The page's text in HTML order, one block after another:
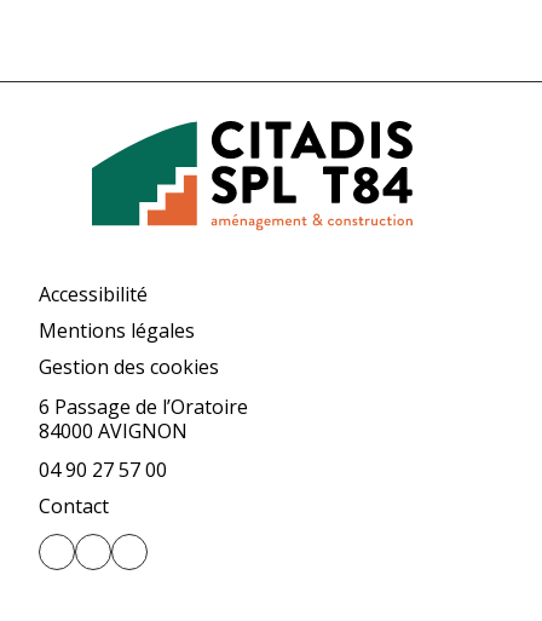
Accessibilité
Mentions légales
Gestion des cookies
6 Passage de l’Oratoire
84000 AVIGNON
04 90 27 57 00
Contact